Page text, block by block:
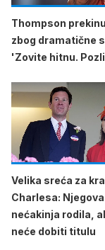
Thompson
zbog dramatične
'Zovite hitnu.
Velika sreća za
Charlesa: Njegova
nećakinja rodila,
neće dobiti titulu